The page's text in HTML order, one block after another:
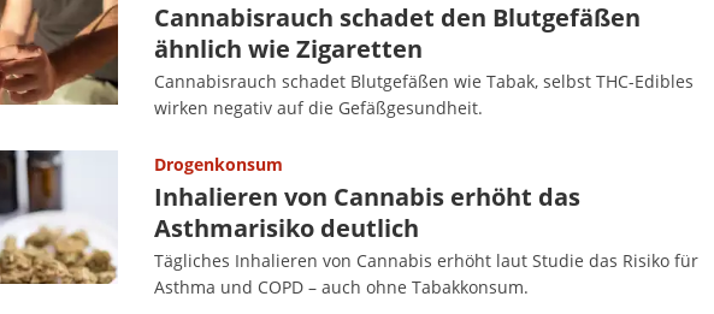
Cannabisrauch schadet den Blutgefäßen
ähnlich wie Zigaretten
Cannabisrauch schadet Blutgefäßen wie Tabak, selbst THC-Edibles
wirken negativ auf die Gefäßgesundheit.
Drogenkonsum
Inhalieren von Cannabis erhöht das
Asthmarisiko deutlich
Tägliches Inhalieren von Cannabis erhöht laut Studie das Risiko für
Asthma und COPD – auch ohne Tabakkonsum.